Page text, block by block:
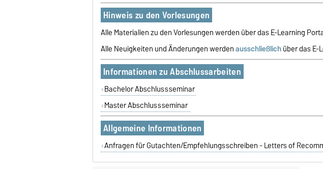
Hinweis zu den Vorlesungen
Alle Materialien zu den Vorlesungenwerden über das E-Learning
Alle Neuigkeiten und Änderungen werdenausschließlichüber das
Informationen zu Abschlussarbeiten
Bachelor Abschlussseminar
Master Abschlussseminar
Allgemeine Informationen
Anfragen für Gutachten/Empfehlungsschreiben - Letters of